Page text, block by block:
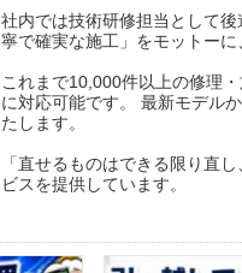
社内では技術研修担当として
寧で確実な施工」をモットー
これまで10,000件以上の修理
に対応可能です。 最新モデル
たします。
「直せるものはできる限り直
ビスを提供しています。